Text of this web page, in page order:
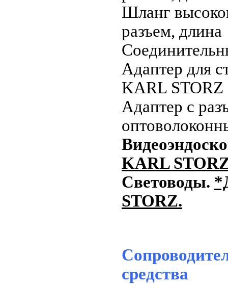
Шланг
разъем,
Адаптер для
KARL
Адаптер с
KARL
Световоды.
STORZ.
средства